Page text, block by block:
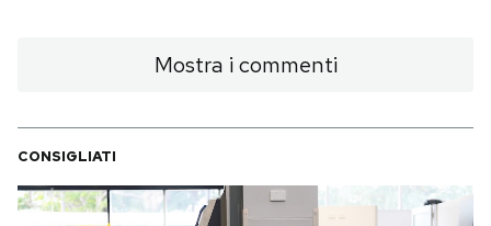
Mostra i commenti
CONSIGLIATI